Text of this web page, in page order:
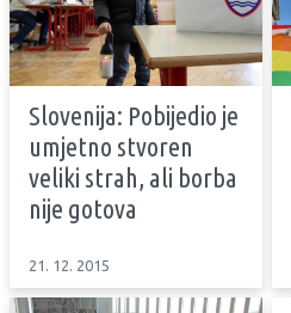
Slovenija: Pobijedio je
umjetno stvoren
veliki strah, ali borba
nije gotova
21. 12. 2015